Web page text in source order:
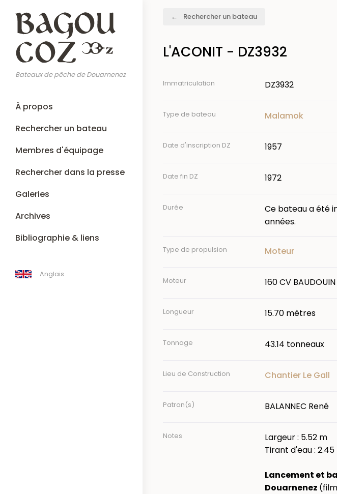
contenu
principal
Bateaux de pêche de Douarnenez
Main
navigation
À propos
Rechercher un bateau
Membres d'équipage
Rechercher dans la presse
Galeries
Archives
Bibliographie & liens
Anglais
Rechercher un bateau
L'ACONIT - DZ3932
Immatriculation DZ3932
Type de bateau Malamok
Date d'inscription DZ 1957
Date fin DZ 1972
Durée
Ce bateau a été
années.
Type de propulsion Moteur
Moteur 160 CV BAUDOUIN
Longueur 15.70 mètres
Tonnage 43.14 tonneaux
Lieu de Construction Chantier Le Gall
Patron(s) BALANNEC René
Notes
Largeur : 5.52 m
Tirant d'eau :
Lancement et
Douarnenez